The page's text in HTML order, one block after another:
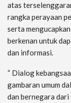
atas
rangka perayaan
serta
berkenan untuk
dan informasi.
“ Dialog
gambaran umum
dan bernegara dari